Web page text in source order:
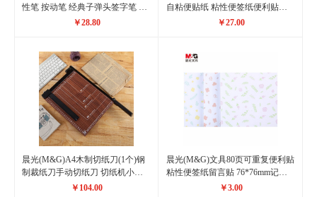
性笔 按动笔 经典子弹头签字笔 办
公用水笔 12支/盒￥28.80
自粘便贴纸 粘性便签纸便利贴计
划本留言贴 80页/本 10本装YS-312
￥27.00
晨光(M&G)A4木制切纸刀(1个)钢
制裁纸刀手动切纸刀 切纸机小型
相片照片裁剪器 ASSN2209
￥104.00
晨光(M&G)文具80页可重复便利贴
粘性便签纸留言贴 76*76mm记事
贴优事贴便签本子 单本装花色随
￥3.00